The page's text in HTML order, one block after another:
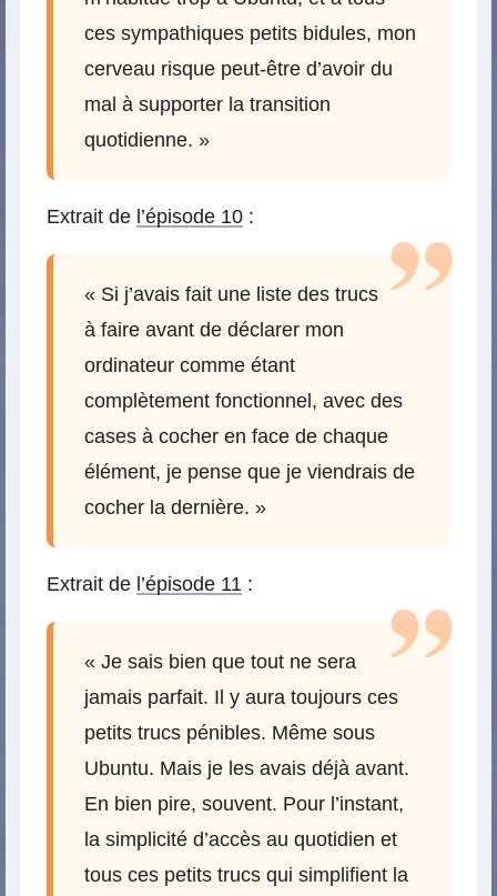
ces sympathiques petits bidules, mon
cerveau risque peut-être d’avoir du
mal à supporter la transition
quotidienne. »
Extrait de l’épisode 10 :
« Si j’avais fait une liste des trucs
à faire avant de déclarer mon
ordinateur comme étant
complètement fonctionnel, avec des
cases à cocher en face de chaque
élément, je pense que je viendrais de
cocher la dernière. »
Extrait de l’épisode 11 :
« Je sais bien que tout ne sera
jamais parfait. Il y aura toujours ces
petits trucs pénibles. Même sous
Ubuntu. Mais je les avais déjà avant.
En bien pire, souvent. Pour l’instant,
la simplicité d’accès au quotidien et
tous ces petits trucs qui simplifient la